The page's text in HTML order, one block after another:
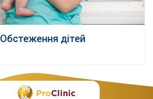
Обстеження дітей